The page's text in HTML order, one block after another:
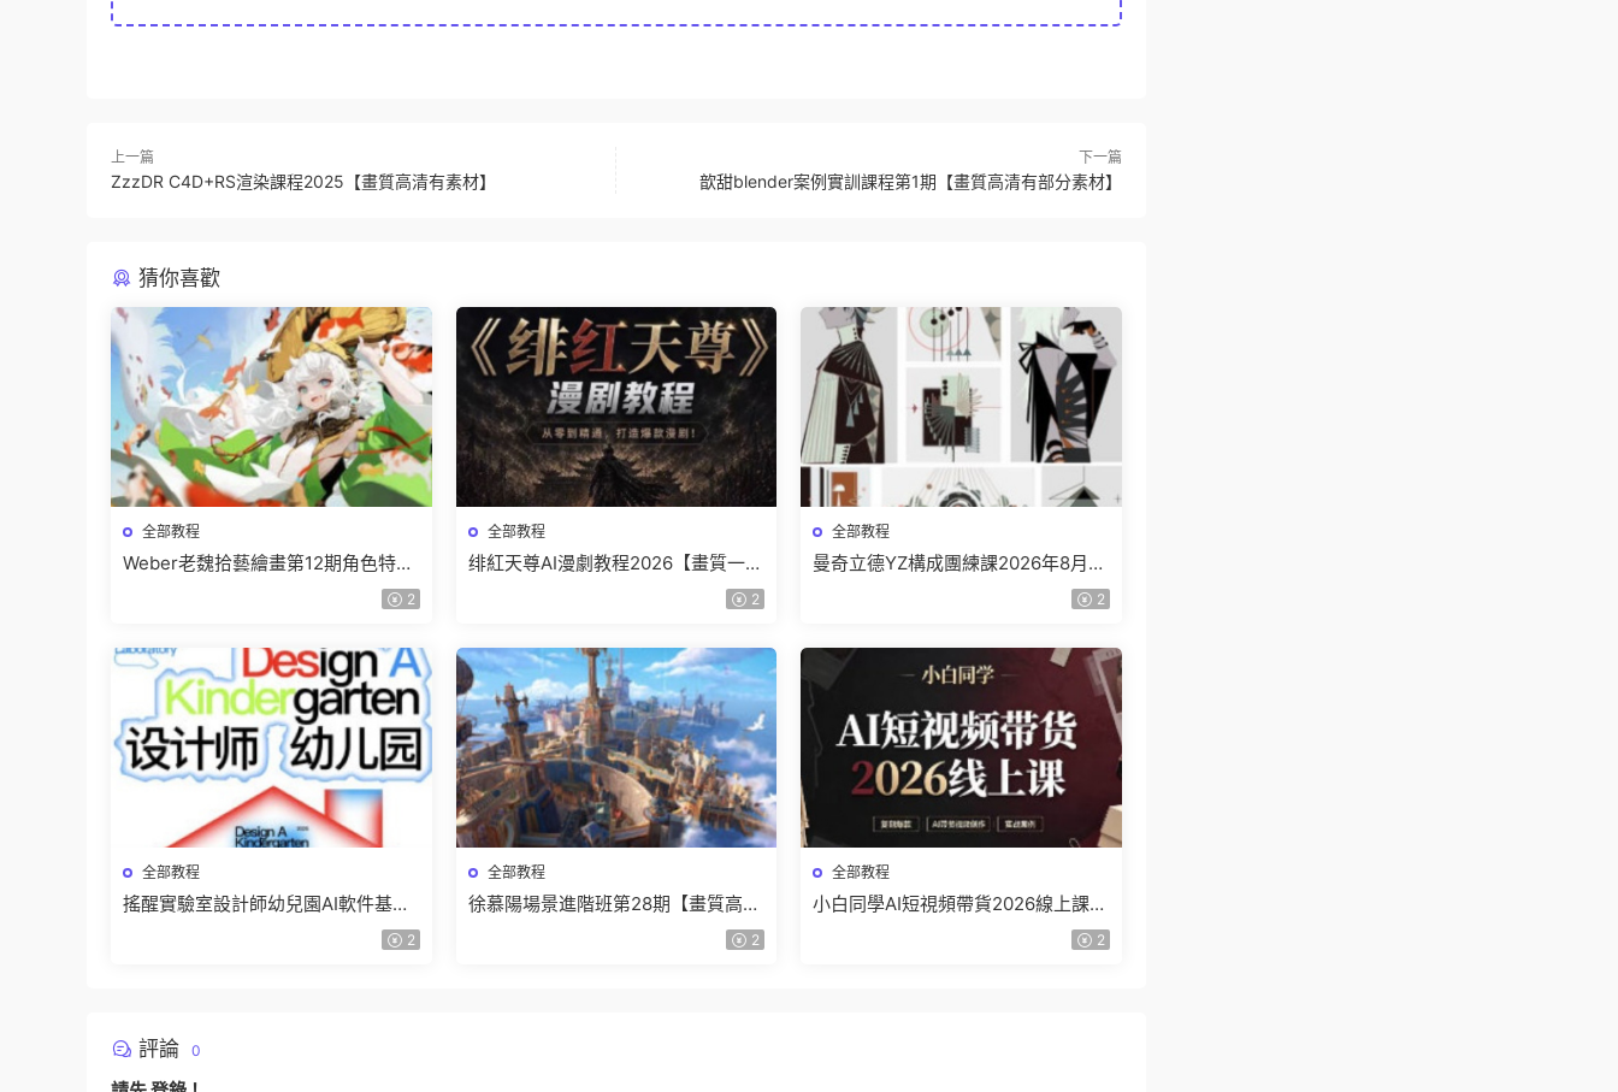
上一篇
ZzzDR C4D+RS渲染課程2025【畫質高清有素材】
下一篇
歆甜blender案例實訓課程第1期【畫質高清有部分素材】
猜你喜歡
全部教程
Weber老魏拾藝繪畫第12期角色特訓
2
全部教程
绯紅天尊AI漫劇教程2026【畫質一般
2
全部教程
曼奇立德YZ構成團練課2026年8月已
2
全部教程
搖醒實驗室設計師幼兒園AI軟件基礎
2
全部教程
徐慕陽場景進階班第28期【畫質高清
2
全部教程
小白同學AI短視頻帶貨2026線上課
2
評論 0